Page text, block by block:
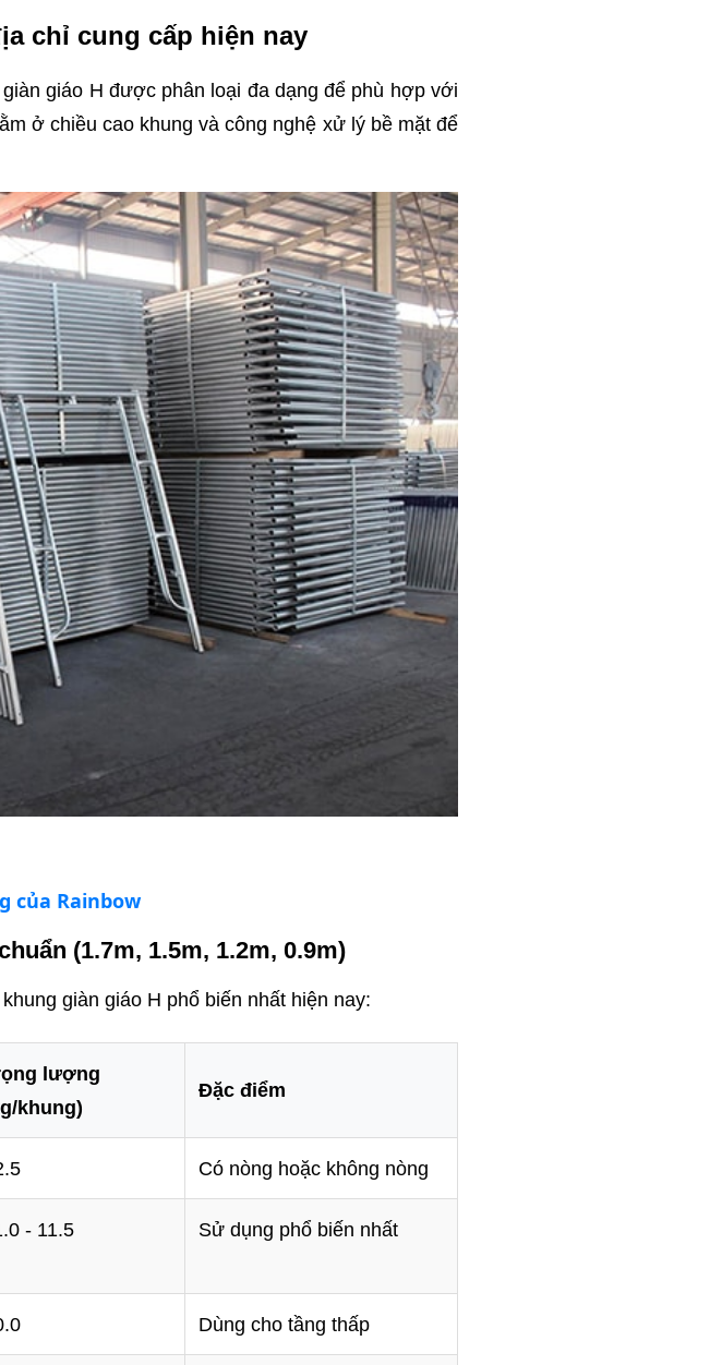
chỉ cung cấp hiện nay
giáo H được phân loại đa dạng để phù hợp với
ở chiều cao khung và công nghệ xử lý bề mặt để
của Rainbow
(1.7m, 1.5m, 1.2m, 0.9m)
giàn giáo H phổ biến nhất hiện nay:
lượng
khung)
Đặc điểm
Có nòng hoặc không nòng
- 11.5 Sử dụng phổ biến nhất
Dùng cho tầng thấp